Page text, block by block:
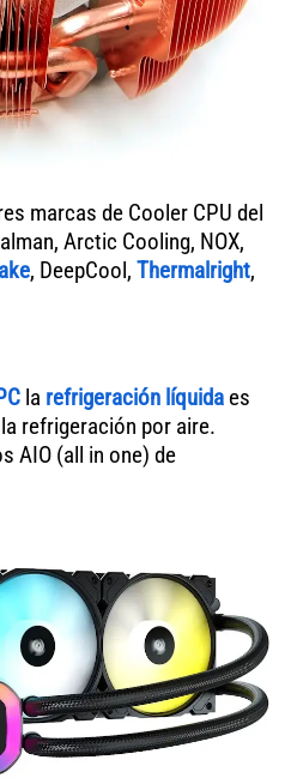
marcas de Cooler CPU del
Arctic Cooling, NOX,
, DeepCool, Thermalright,
la refrigeración líquida es
refrigeración por aire.
AIO (all in one) de